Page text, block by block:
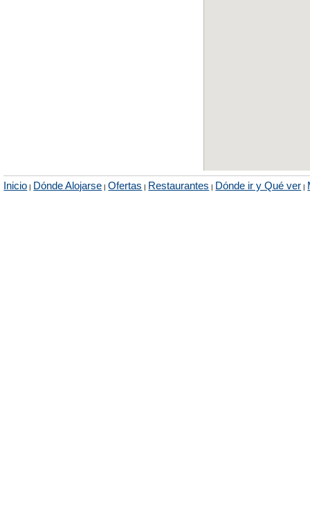
Inicio | Dónde Alojarse |Ofertas | Restaurantes | Dónde ir y Qué ver |